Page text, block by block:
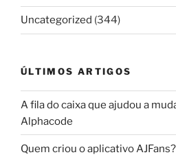
Uncategorized (344)
ÚLTIMOS ARTIGOS
A fila do caixa que ajudou a
Alphacode
Quem criou o aplicativo